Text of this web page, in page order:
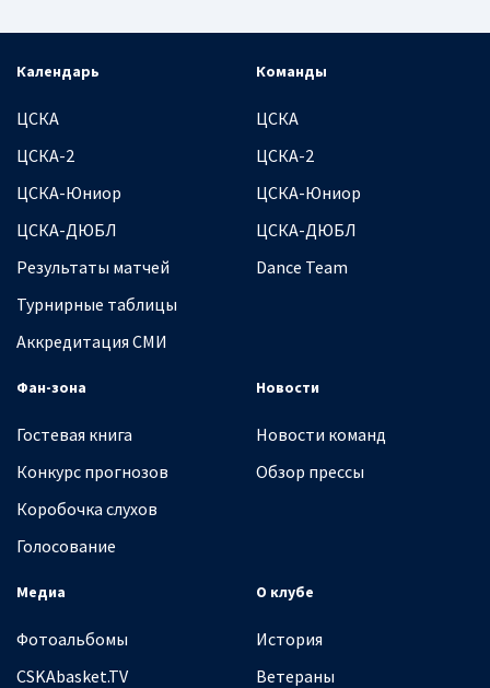
Календарь
ЦСКА
ЦСКА-2
ЦСКА-Юниор
ЦСКА-ДЮБЛ
Результаты матчей
Турнирные таблицы
Аккредитация СМИ
Команды
ЦСКА
ЦСКА-2
ЦСКА-Юниор
ЦСКА-ДЮБЛ
Dance Team
Фан-зона
Гостевая книга
Конкурс прогнозов
Коробочка слухов
Голосование
Новости
Новости команд
Обзор прессы
Медиа
Фотоальбомы
CSKAbasket.TV
О клубе
История
Ветераны